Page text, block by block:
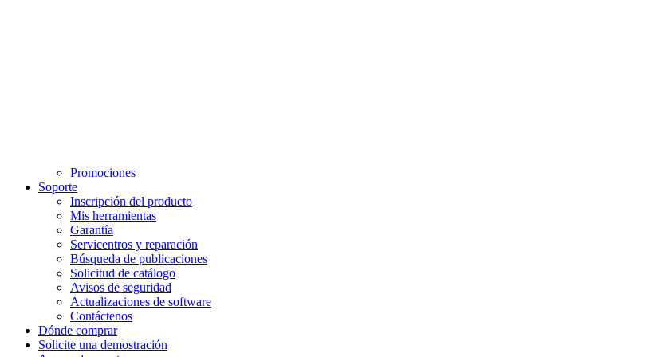
Promociones
Soporte
Inscripción del producto
Mis herramientas
Garantía
Servicentros y reparación
Búsqueda de publicaciones
Solicitud de catálogo
Avisos de seguridad
Actualizaciones de software
Contáctenos
Dónde comprar
Solicite una demostración